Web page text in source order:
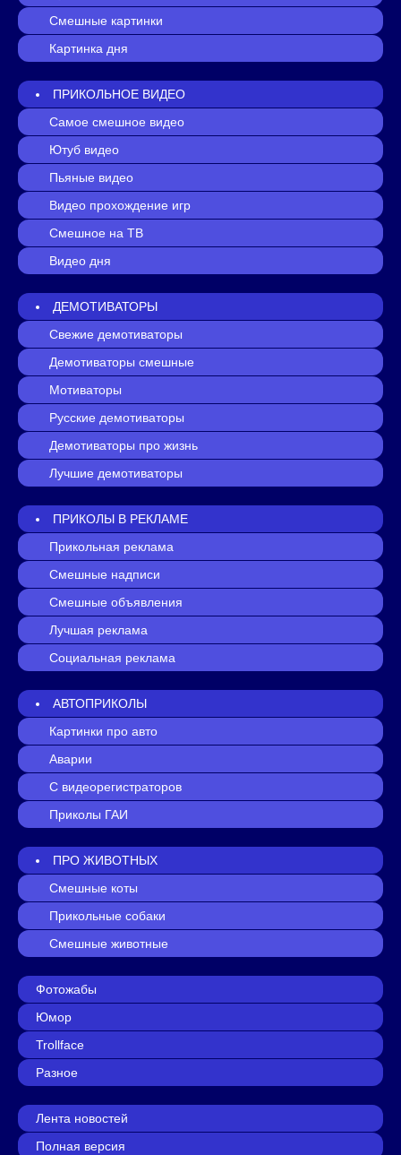
Смешные картинки
Картинка дня
ПРИКОЛЬНОЕ ВИДЕО
Самое смешное видео
Ютуб видео
Пьяные видео
Видео прохождение игр
Смешное на ТВ
Видео дня
ДЕМОТИВАТОРЫ
Свежие демотиваторы
Демотиваторы смешные
Мотиваторы
Русские демотиваторы
Демотиваторы про жизнь
Лучшие демотиваторы
ПРИКОЛЫ В РЕКЛАМЕ
Прикольная реклама
Смешные надписи
Смешные объявления
Лучшая реклама
Социальная реклама
АВТОПРИКОЛЫ
Картинки про авто
Аварии
С видеорегистраторов
Приколы ГАИ
ПРО ЖИВОТНЫХ
Смешные коты
Прикольные собаки
Смешные животные
Фотожабы
Юмор
Trollface
Разное
Лента новостей
Полная версия